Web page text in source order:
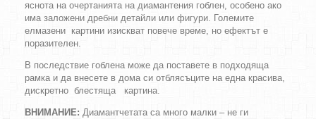
яснота на очертанията на диамантения гоблен, особено ако
има заложени дребни детайли или фигури. Големите
елмазени картини изискват повече време, но ефектът е
поразителен.
В последствие гоблена може да поставете в подходяща
рамка и да внесете в дома си отблясъците на една красива,
дискретно блестяща картина.
ВНИМАНИЕ: Диамантчетата са много малки – не ги